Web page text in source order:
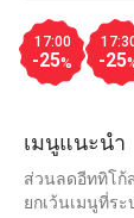
17:00
-25% -25
เมนูแนะนำ
ส่วนลดอีททิโก้
ยกเว้นเมนูที่ระ